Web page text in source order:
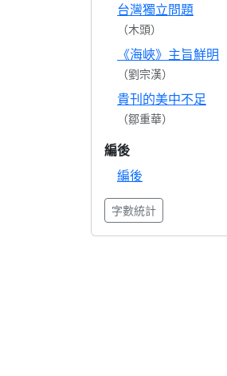
台灣獨立問題
（木頭）
《海峽》主旨鮮明
（劉宗漢）
貴刊的美中不足
（鄒重華）
編後
編後
字數統計